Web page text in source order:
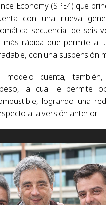
Economy (SPE4) que
con una nueva
secuencial de seis
más rápida que permite al
con una suspensión
modelo cuenta,
la cual le permite
logrando una
a la versión anterior.